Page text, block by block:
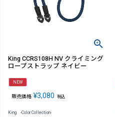
King CCRS108H NV クライミング
ロープストラップ ネイビー
NEW
販売価格 ¥3,080 税込
King -Color Collection-